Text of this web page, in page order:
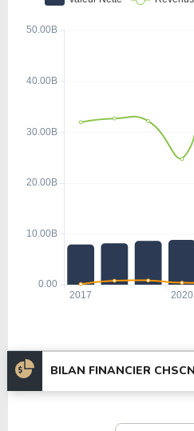
BILAN FINANCIER CHSCN